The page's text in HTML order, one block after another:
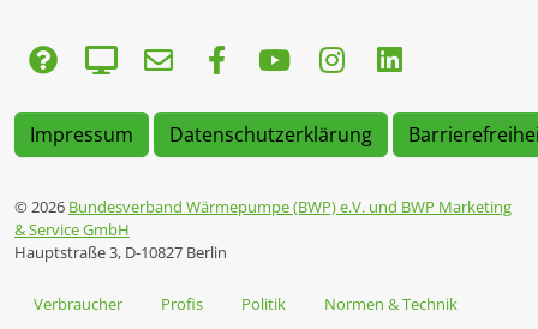
Impressum Datenschutzerklärung
© 2026 Bundesverband Wärmepumpe (BWP) e.V. und BWP Marketing
& Service GmbH
Hauptstraße 3, D-10827 Berlin
Verbraucher Profis Politik Normen & Technik